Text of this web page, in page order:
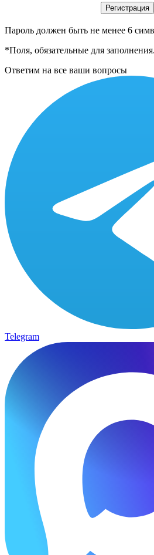
Пароль должен быть не менее 6
*Поля, обязательные для заполнения.
Ответим на все ваши вопросы
Telegram